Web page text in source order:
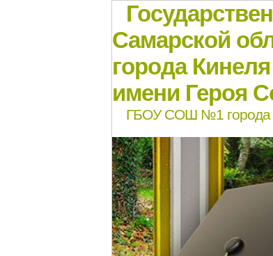
Самарской
города
имени Героя
ГБОУ СОШ №1 города